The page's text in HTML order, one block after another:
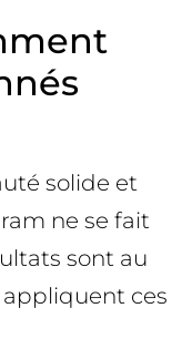
solide et
ne se fait
sont au
ces